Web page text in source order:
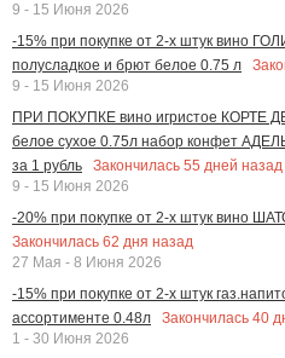
9 - 15 Июня 2026
-15% при покупке от 2-х штук вино
полусладкое и брют белое 0.75 л
9 - 15 Июня 2026
ПРИ ПОКУПКЕ вино игристое
белое сухое 0.75л набор конфет
за 1 рубль
Закончилась 55 дней назад
9 - 15 Июня 2026
-20% при покупке от 2-х штук вино
Закончилась 62 дня назад
27 Мая - 8 Июня 2026
-15% при покупке от 2-х штук
ассортименте 0.48л
Закончилась 40
1 - 30 Июня 2026